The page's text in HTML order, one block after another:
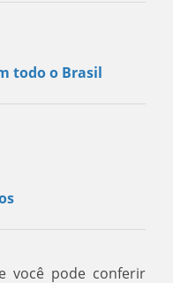
todo o Brasil
você pode conferir